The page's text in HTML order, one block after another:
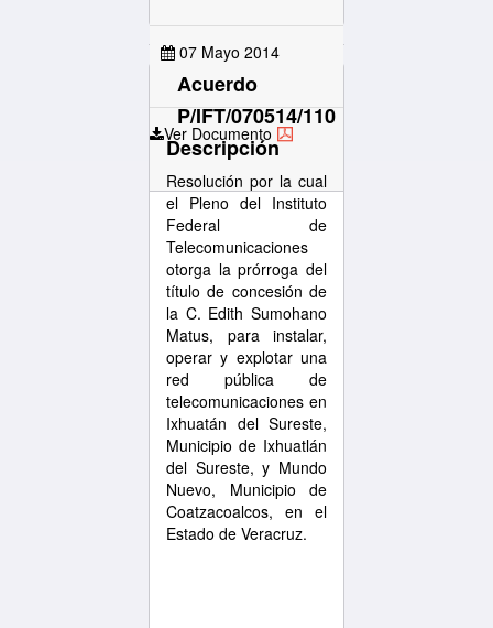
07 Mayo 2014
Ver Documento
Acuerdo
P/IFT/070514/110
Descripción
Resolución por la cual
el Pleno del Instituto
Federal de
Telecomunicaciones
otorga la prórroga del
título de concesión de
la C. Edith Sumohano
Matus, para instalar,
operar y explotar una
red pública de
telecomunicaciones en
Ixhuatán del Sureste,
Municipio de Ixhuatlán
del Sureste, y Mundo
Nuevo, Municipio de
Coatzacoalcos, en el
Estado de Veracruz.